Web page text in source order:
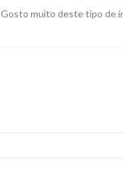
Gosto muito deste tipo de